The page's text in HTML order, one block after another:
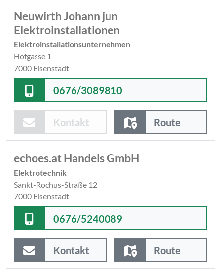
Neuwirth Johann jun
Elektroinstallationen
Elektroinstallationsunternehmen
Hofgasse 1
7000 Eisenstadt
0676/3089810
Kontakt Route
echoes.at Handels GmbH
Elektrotechnik
Sankt-Rochus-Straße 12
7000 Eisenstadt
0676/5240089
Kontakt Route